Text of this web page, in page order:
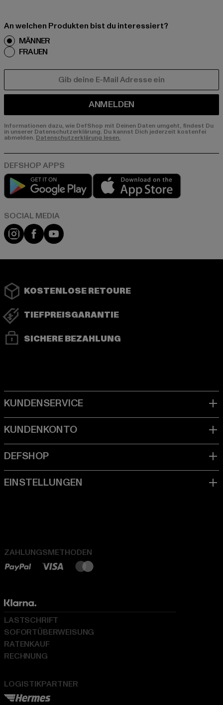
An welchen Produkten bist du interessiert?
MÄNNER
FRAUEN
ANMELDEN
Informationen dazu, wie DefShop mit Deinen Daten umgeht, findest Du
in unserer Datenschutzerklärung. Du kannst Dich jederzeit kostenfei
abmelden. Datenschutzerklärung lesen.
Play market
Instagram
FacebookYouTube
KOSTENLOSE RETOURE
TIEFPREISGARANTIE
SICHERE BEZAHLUNG
ZAHLUNGSMETHODEN
LOGISTIKPARTNER
LASTSCHRIFT
SOFORTÜBERWEISUNG
RATENKAUF
RECHNUNG